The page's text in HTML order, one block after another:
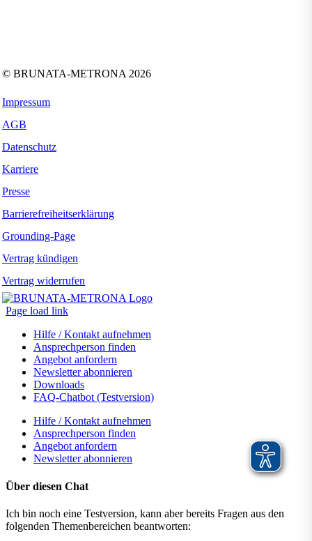
© BRUNATA-METRONA 2026
Impressum
AGB
Datenschutz
Karriere
Presse
Barrierefreiheitserklärung
Grounding-Page
Vertrag kündigen
Vertrag widerrufen
Page load link
Hilfe / Kontakt aufnehmen
Ansprechperson finden
Angebot anfordern
Newsletter abonnieren
Downloads
FAQ-Chatbot (Testversion)
Hilfe / Kontakt aufnehmen
Ansprechperson finden
Angebot anfordern
Newsletter abonnieren
Über diesen Chat
Ich bin noch eine Testversion, kann aber bereits Fragen aus den
folgenden Themenbereichen beantworten: